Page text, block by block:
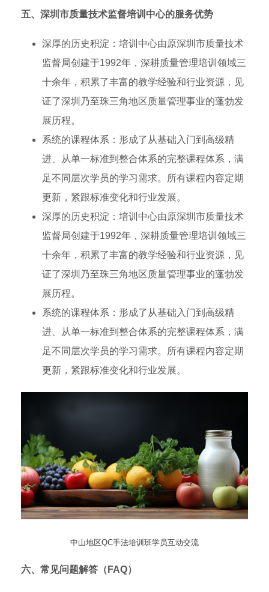
五、深圳市质量技术监督培训中心的服务优势
深厚的历史积淀：培训中心由原深圳市质量技术
监督局创建于1992年，深耕质量管理培训领域三
十余年，积累了丰富的教学经验和行业资源，见
证了深圳乃至珠三角地区质量管理事业的蓬勃发
展历程。
系统的课程体系：形成了从基础入门到高级精
进、从单一标准到整合体系的完整课程体系，满
足不同层次学员的学习需求。所有课程内容定期
更新，紧跟标准变化和行业发展。
深厚的历史积淀：培训中心由原深圳市质量技术
监督局创建于1992年，深耕质量管理培训领域三
十余年，积累了丰富的教学经验和行业资源，见
证了深圳乃至珠三角地区质量管理事业的蓬勃发
展历程。
系统的课程体系：形成了从基础入门到高级精
进、从单一标准到整合体系的完整课程体系，满
足不同层次学员的学习需求。所有课程内容定期
更新，紧跟标准变化和行业发展。
中山地区QC手法培训班学员互动交流
六、常见问题解答（FAQ）